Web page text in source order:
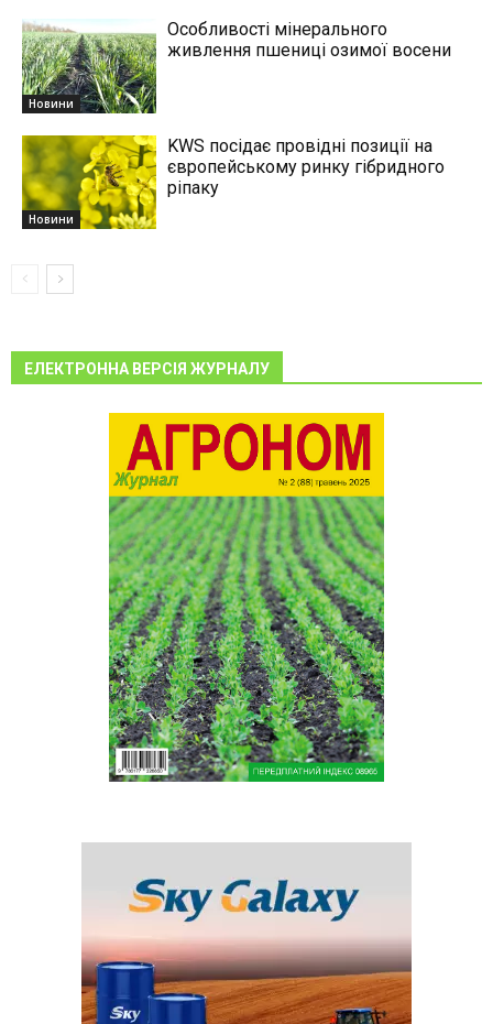
Новини
Особливості мінерального
живлення пшениці озимої восени
Новини
KWS посідає провідні позиції на
європейському ринку гібридного
ріпаку
ЕЛЕКТРОННА ВЕРСІЯ ЖУРНАЛУ